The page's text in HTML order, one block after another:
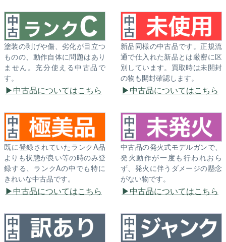
塗装の剥げや傷、劣化が目立つ
ものの、動作自体に問題はあり
ません。充分使える中古品で
す。
中古品についてはこちら
新品同様の中古品です。正規流
通で仕入れた新品とは厳密に区
別しています。買取時は未開封
の物も開封確認します。
中古品についてはこちら
既に登録されていたランクA品
よりも状態が良い等の時のみ登
録する、ランクAの中でも特に
きれいな中古品です。
中古品についてはこちら
中古品の発火式モデルガンで、
発火動作が一度も行われおら
ず、発火に伴うダメージの懸念
がない物です。
中古品についてはこちら